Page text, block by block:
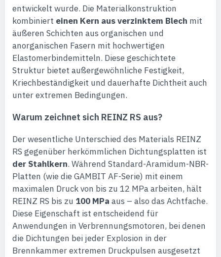
entwickelt wurde. Die Materialkonstruktion
kombiniert einen Kern aus verzinktem Blech mit
äußeren Schichten aus organischen und
anorganischen Fasern mit hochwertigen
Elastomerbindemitteln. Diese geschichtete
Struktur bietet außergewöhnliche Festigkeit,
Kriechbeständigkeit und dauerhafte Dichtheit auch
unter extremen Bedingungen.
Warum zeichnet sich REINZ RS aus?
Der wesentliche Unterschied des Materials REINZ
RS gegenüber herkömmlichen Dichtungsplatten ist
der Stahlkern. Während Standard-Aramidum-NBR-
Platten (wie die GAMBIT AF-Serie) mit einem
maximalen Druck von bis zu 12 MPa arbeiten, hält
REINZ RS bis zu 100 MPa aus – also das Achtfache.
Diese Eigenschaft ist entscheidend für
Anwendungen in Verbrennungsmotoren, bei denen
die Dichtungen bei jeder Explosion in der
Brennkammer extremen Druckpulsen ausgesetzt